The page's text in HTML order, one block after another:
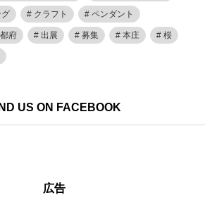
クラフト ペンダント
府 出展 募集 本庄 桜
US ON FACEBOOK
広告